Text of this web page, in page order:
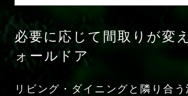
必要に応じて間取りが変
ォールドア
リビング・ダイニングと隣り合う